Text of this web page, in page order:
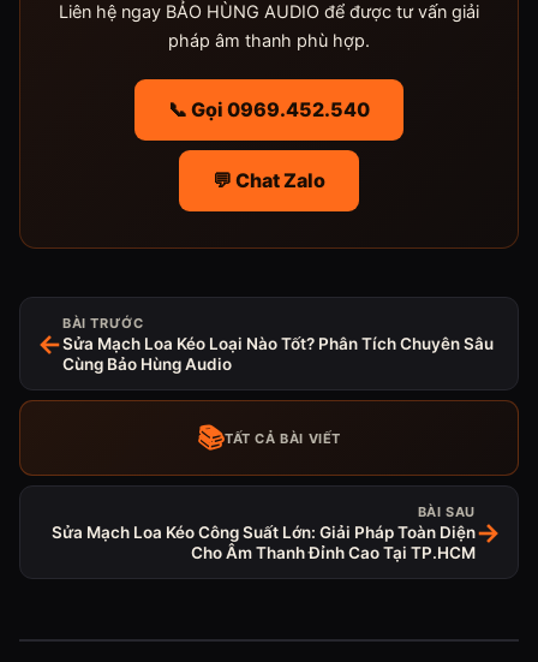
Liên hệ ngay BẢO HÙNG AUDIO để được tư vấn giải
pháp âm thanh phù hợp.
📞 Gọi 0969.452.540
💬 Chat Zalo
←
BÀI TRƯỚC
Sửa Mạch Loa Kéo Loại Nào Tốt? Phân Tích Chuyên Sâu
Cùng Bảo Hùng Audio
📚TẤT CẢ BÀI VIẾT
BÀI SAU
Sửa Mạch Loa Kéo Công Suất Lớn: Giải Pháp Toàn Diện
Cho Âm Thanh Đỉnh Cao Tại TP.HCM
→